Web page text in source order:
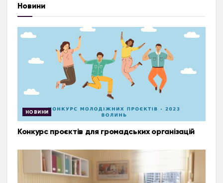
Новини
НОВИНИ
Конкурс проєктів для громадських організацій